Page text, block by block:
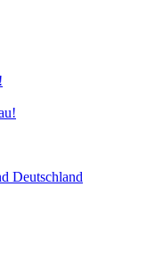
Deutschland